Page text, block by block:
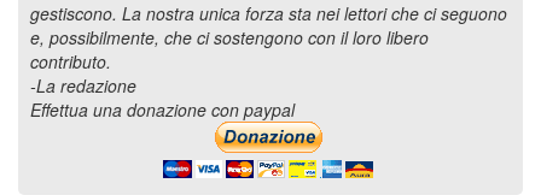
gestiscono. La nostra unica forza sta nei lettori che ci seguono
e, possibilmente, che ci sostengono con il loro libero
contributo.
-La redazione
Effettua una donazione con paypal